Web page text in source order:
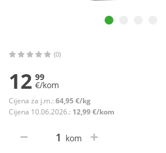
(0)
12 99
€/kom
Cijena za j.m.: 64,95 €/kg
Cijena 10.06.2026.: 12,99 €/kom
kom